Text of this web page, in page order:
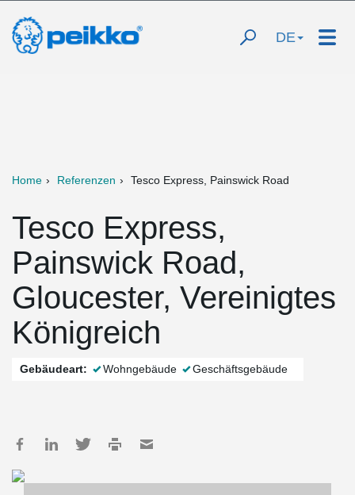
DE
Home Referenzen Tesco Express, Painswick Road
Tesco Express,
Painswick Road,
Gloucester, Vereinigtes
Königreich
Gebäudeart: Wohngebäude Geschäftsgebäude